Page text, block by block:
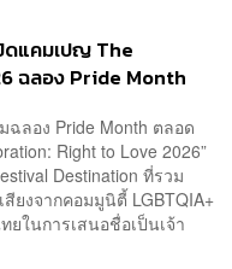
ดแคมเปญ The
ฉลอง Pride Month
ฉลอง Pride Month ตลอด
Right to Love 2026”
Destination ที่รวม
งจากคอมมูนิตี้ LGBTQIA+
ในการเสนอชื่อเป็นเจ้า